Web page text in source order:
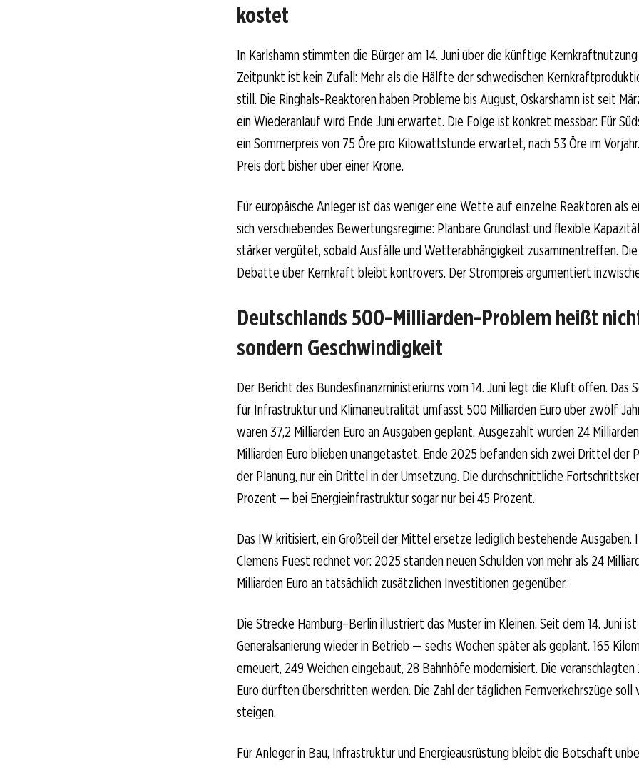
kostet
In Karlshamn stimmten die Bürger am 14. Juni über die künftige
Zeitpunkt ist kein Zufall: Mehr als die Hälfte der schwedischen
still. Die Ringhals-Reaktoren haben Probleme bis August, Oskarshamn ist seit
ein Wiederanlauf wird Ende Juni erwartet. Die Folge ist konkret messbar: Für
ein Sommerpreis von 75 Öre pro Kilowattstunde erwartet, nach 53 Öre im
Preis dort bisher über einer Krone.
Für europäische Anleger ist das weniger eine Wette auf einzelne Reaktoren als
sich verschiebendes Bewertungsregime: Planbare Grundlast und flexible
stärker vergütet, sobald Ausfälle und Wetterabhängigkeit zusammentreffen.
Debatte über Kernkraft bleibt kontrovers. Der Strompreis argumentiert
Deutschlands 500-Milliarden-Problem heißt
sondern Geschwindigkeit
Der Bericht des Bundesfinanzministeriums vom 14. Juni legt die Kluft offen. Das
für Infrastruktur und Klimaneutralität umfasst 500 Milliarden Euro über zwölf
waren 37,2 Milliarden Euro an Ausgaben geplant. Ausgezahlt wurden 24
Milliarden Euro blieben unangetastet. Ende 2025 befanden sich zwei Drittel der
der Planung, nur ein Drittel in der Umsetzung. Die durchschnittliche
Prozent — bei Energieinfrastruktur sogar nur bei 45 Prozent.
Das IW kritisiert, ein Großteil der Mittel ersetze lediglich bestehende Ausgaben.
Clemens Fuest rechnet vor: 2025 standen neuen Schulden von mehr als 24
Milliarden Euro an tatsächlich zusätzlichen Investitionen gegenüber.
Die Strecke Hamburg–Berlin illustriert das Muster im Kleinen. Seit dem 14. Juni
Generalsanierung wieder in Betrieb — sechs Wochen später als geplant. 165
erneuert, 249 Weichen eingebaut, 28 Bahnhöfe modernisiert. Die veranschlagten
Euro dürften überschritten werden. Die Zahl der täglichen Fernverkehrszüge soll
steigen.
Für Anleger in Bau, Infrastruktur und Energieausrüstung bleibt die Botschaft